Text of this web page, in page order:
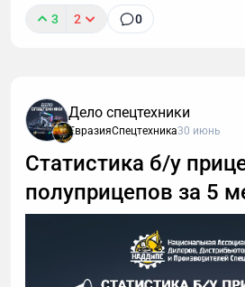
3 2 0
Дело спецтехники
ЕвразияСпецтехника30 июнь
Статистика б/у
полуприцепов за 5